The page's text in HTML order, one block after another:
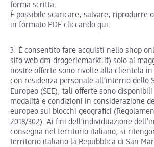
forma scritta.
È possibile scaricare, salvare, riprodurre
in formato PDF cliccando qui.
3. È consentito fare acquisti nello shop
sito web dm-drogeriemarkt.it) solo ai
nostre offerte sono rivolte alla clientela
con residenza personale all’interno dello
Europeo (SEE), tali offerte sono
modalità e condizioni in considerazione
europeo sui blocchi geografici
2018/302). Ai fini dell’individuazione
consegna nel territorio italiano, si
territorio italiano la Repubblica di San